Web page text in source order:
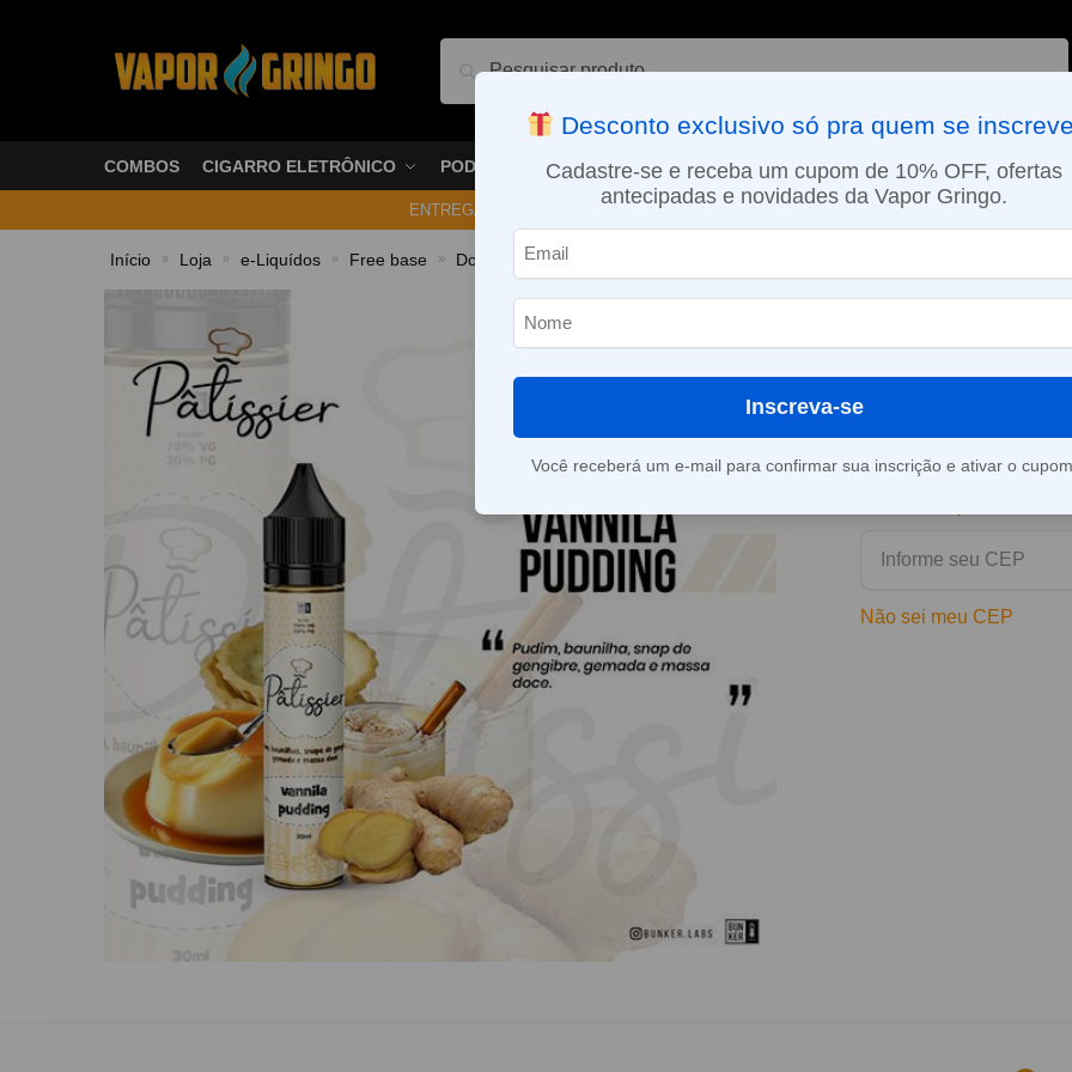
Pesquisar
COMBOS CIGARRO ELETRÔNICO PODS VAPORIZADOR DE ERVAS E-LIQUÍDOS NICOTINA ORAL
ENTREGA NO MESMO DIA EM SÃO PAULO (SEG A SEX): PEDIDOS APROVADOS ATÉ
Início » Loja » e-Liquídos » Free base » Doces e sobremesas
Líquido
Pudding
Este produto está fora
Consultar prazo e valor
Não sei meu CEP
Desconto exclusivo só pra quem se
Cadastre-se e receba um cupom de 10% OFF, ofertas
antecipadas e novidades da Vapor Gringo.
Inscreva-se
Você receberá um e-mail para confirmar sua inscrição e ativar o